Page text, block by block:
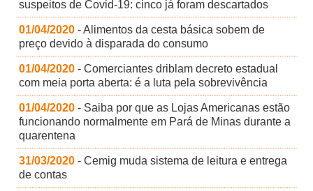
suspeitos de Covid-19: cinco já foram descartados
01/04/2020 - Alimentos da cesta básica sobem de
preço devido à disparada do consumo
01/04/2020 - Comerciantes driblam decreto estadual
com meia porta aberta: é a luta pela sobrevivência
01/04/2020 - Saiba por que as Lojas Americanas estão
funcionando normalmente em Pará de Minas durante a
quarentena
31/03/2020 - Cemig muda sistema de leitura e entrega
de contas